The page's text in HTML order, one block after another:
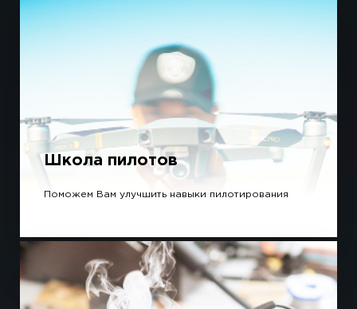
Школа пилотов
Поможем Вам улучшить навыки пилотирования